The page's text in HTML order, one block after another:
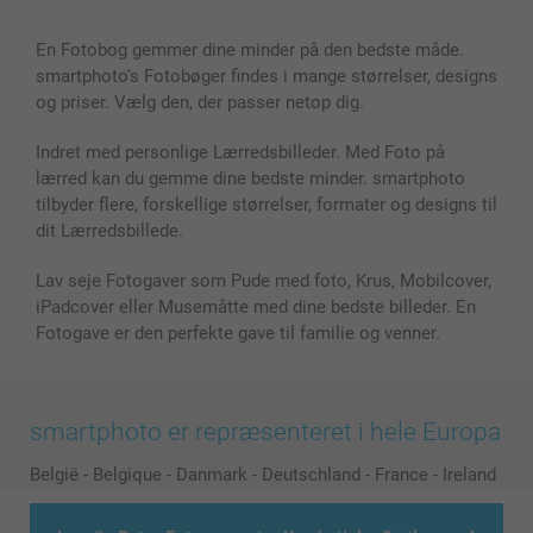
Cover til mobil & tablet
MyNameBook
Fotorammer & Tilbehør
Alle fotoprodukter
Sitemap
Betingelser og garantier
smartbonus
Priser & betaling
En Fotobog gemmer dine minder på den bedste måde.
smartphoto's Fotobøger findes i mange størrelser, designs
og priser. Vælg den, der passer netop dig.
Indret med personlige Lærredsbilleder. Med Foto på
lærred kan du gemme dine bedste minder. smartphoto
tilbyder flere, forskellige størrelser, formater og designs til
dit Lærredsbillede.
Lav seje Fotogaver som Pude med foto, Krus, Mobilcover,
iPadcover eller Musemåtte med dine bedste billeder. En
Fotogave er den perfekte gave til familie og venner.
smartphoto er repræsenteret i hele Europa
België - Belgique - Danmark - Deutschland - France - Ireland
- Nederland - Norge - Österreich - Schweiz - Suisse -